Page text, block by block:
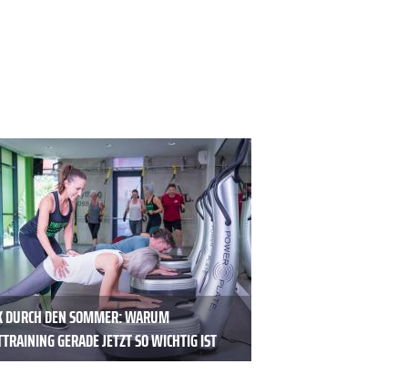
DURCH DEN SOMMER: WARUM
GERADE JETZT SO WICHTIG IST